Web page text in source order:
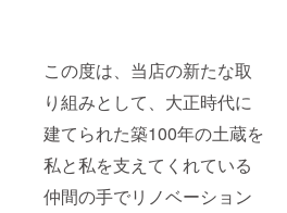
この度は、当店の新たな取
り組みとして、大正時代に
建てられた築100年の土蔵を
私と私を支えてくれている
仲間の手でリノベーション